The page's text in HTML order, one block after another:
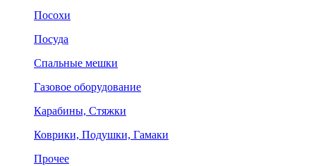
Посохи
Посуда
Спальные мешки
Газовое оборудование
Карабины, Стяжки
Коврики, Подушки, Гамаки
Прочее